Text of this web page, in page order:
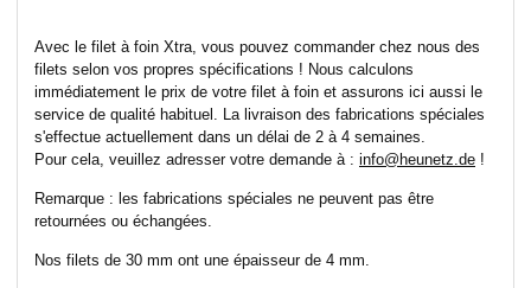
Avec le filet à foin Xtra, vous pouvez commander chez nous des
filets selon vos propres spécifications ! Nous calculons
immédiatement le prix de votre filet à foin et assurons ici aussi le
service de qualité habituel. La livraison des fabrications spéciales
s'effectue actuellement dans un délai de 2 à 4 semaines.
Pour cela, veuillez adresser votre demande à : info@heunetz.de !
Remarque : les fabrications spéciales ne peuvent pas être
retournées ou échangées.
Nos filets de 30 mm ont une épaisseur de 4 mm.